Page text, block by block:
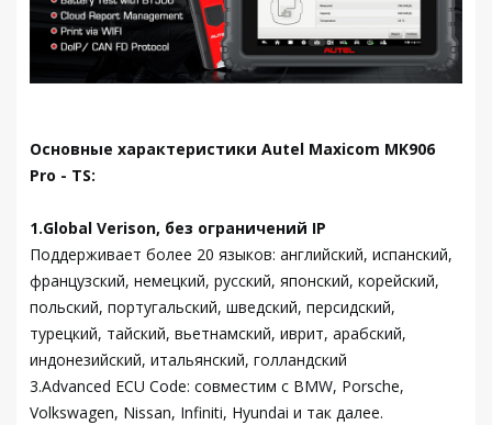
Основные характеристики Autel Maxicom MK906
Pro - TS:
1.Global Verison, без ограничений IP
Поддерживает более 20 языков: английский, испанский,
французский, немецкий, русский, японский, корейский,
польский, португальский, шведский, персидский,
турецкий, тайский, вьетнамский, иврит, арабский,
индонезийский, итальянский, голландский
3.Advanced ECU Code: совместим с BMW, Porsche,
Volkswagen, Nissan, Infiniti, Hyundai и так далее.